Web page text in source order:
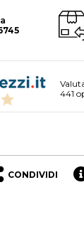
441
CONDIVIDI